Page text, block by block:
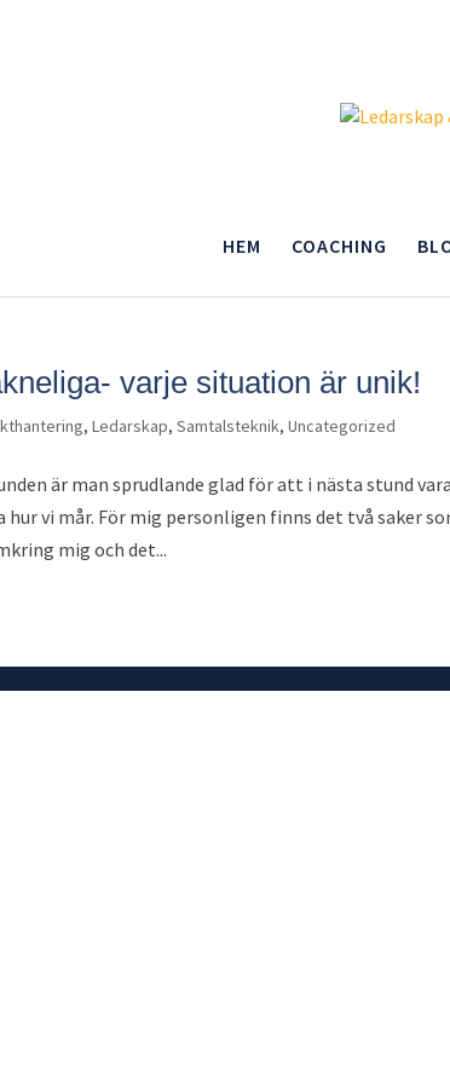
HEM COACHING
varje situation är unik!
,Ledarskap,Samtalsteknik,Uncategorized
är man sprudlande glad för att i nästa stund
hur vi mår. För mig personligen finns det två saker
mig och det...